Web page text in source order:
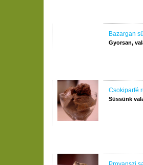
Bazargan
Gyorsan,
Csokiparfé
Süssünk